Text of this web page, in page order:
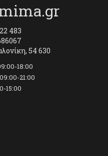
483
54 630
18:00
21:00
15:00